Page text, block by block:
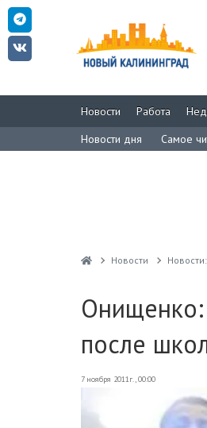
Новости Работа
Новости дня
Самое
Новости
Онищенко:
после
7 ноября 2011г., 00:00